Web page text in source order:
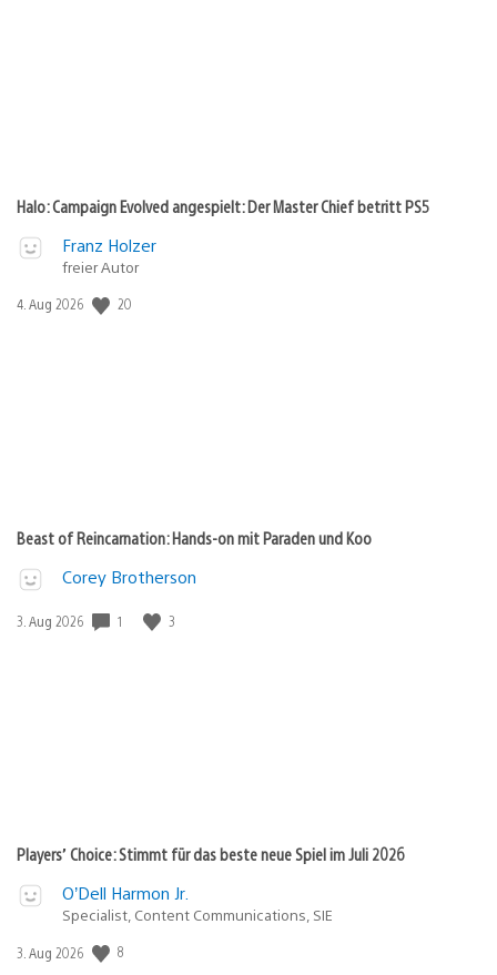
Halo: Campaign Evolved angespielt: Der Master Chief betritt PS5
Franz Holzer
freier Autor
Veröffentlichungsdatum:
4. Aug 2026 20
Beast of Reincarnation: Hands-on mit Paraden und Koo
Corey Brotherson
Veröffentlichungsdatum:
3. Aug 2026 1 3
Players’ Choice: Stimmt für das beste neue Spiel im Juli 2026
O’Dell Harmon Jr.
Specialist, Content Communications, SIE
Veröffentlichungsdatum:
3. Aug 2026 8